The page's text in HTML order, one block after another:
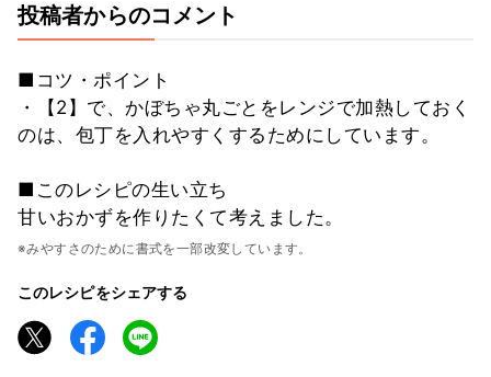
投稿者からのコメント
■コツ・ポイント
・【2】で、かぼちゃ丸ごとをレンジで加熱しておく
のは、包丁を入れやすくするためにしています。
■このレシピの生い立ち
甘いおかずを作りたくて考えました。
※みやすさのために書式を一部改変しています。
このレシピをシェアする